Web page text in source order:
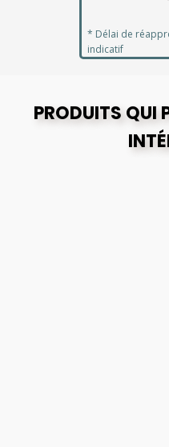
* Délai de
indicatif
PRODUITS QUI